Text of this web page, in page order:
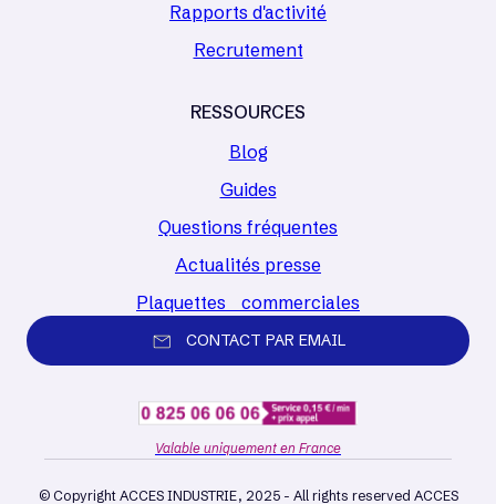
Rapports d'activité
Recrutement
RESSOURCES
Blog
Guides
Questions fréquentes
Actualités presse
Plaquettes commerciales
CONTACT PAR EMAIL
Valable uniquement en France
© Copyright ACCES INDUSTRIE, 2025 - All rights reserved ACCES